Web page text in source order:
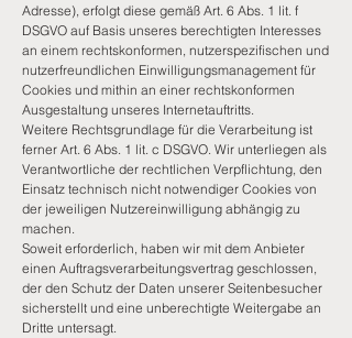
Adresse), erfolgt diese gemäß Art. 6 Abs. 1 lit. f
DSGVO auf Basis unseres berechtigten Interesses
an einem rechtskonformen, nutzerspezifischen und
nutzerfreundlichen Einwilligungsmanagement für
Cookies und mithin an einer rechtskonformen
Ausgestaltung unseres Internetauftritts.
Weitere Rechtsgrundlage für die Verarbeitung ist
ferner Art. 6 Abs. 1 lit. c DSGVO. Wir unterliegen als
Verantwortliche der rechtlichen Verpflichtung, den
Einsatz technisch nicht notwendiger Cookies von
der jeweiligen Nutzereinwilligung abhängig zu
machen.
Soweit erforderlich, haben wir mit dem Anbieter
einen Auftragsverarbeitungsvertrag geschlossen,
der den Schutz der Daten unserer Seitenbesucher
sicherstellt und eine unberechtigte Weitergabe an
Dritte untersagt.